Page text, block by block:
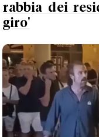
rabbia dei
giro'